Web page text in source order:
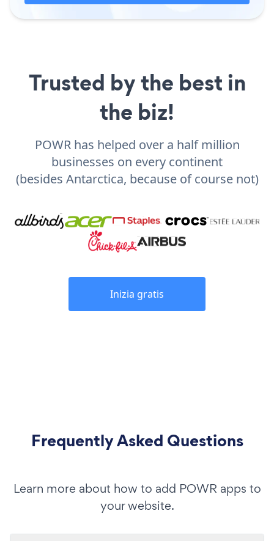
Trusted by the best in
the biz!
POWR has helped over a half million
businesses on every continent
(besides Antarctica, because of course not)
Inizia gratis
Frequently Asked Questions
Learn more about how to add POWR apps to
your website.